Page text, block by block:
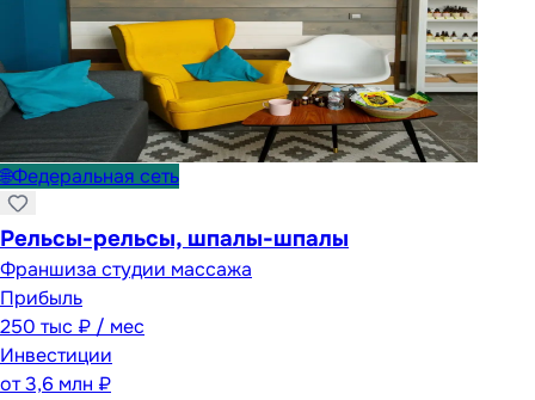
🌐Федеральная сеть
Рельсы-рельсы, шпалы-шпалы
Франшиза студии массажа
Прибыль
250 тыс ₽ / мес
Инвестиции
от3,6 млн ₽